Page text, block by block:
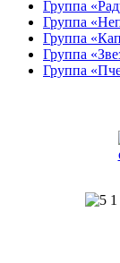
Группа
Группа
Группа
Группа
Группа